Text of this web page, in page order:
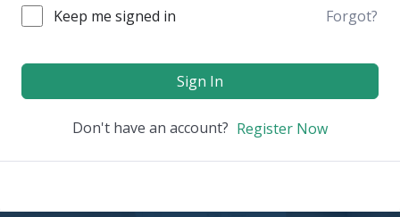
Keep me signed in Forgot?
Sign In
Don't have an account? Register Now